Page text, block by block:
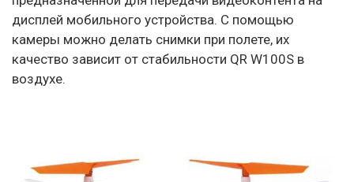
дисплей мобильного устройства. С помощью
камеры можно делать снимки при полете, их
качество зависит от стабильности QR W100S в
воздухе.